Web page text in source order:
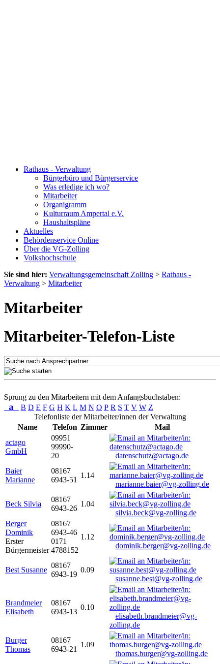
Rathaus - Verwaltung
Bürgerbüro und Bürgerservice
Was erledige ich wo?
Mitarbeiter
Organigramm
Kulturraum Ampertal e.V.
Haushaltspläne
Aktuelles
Behördenservice Online
Über die VG-Zolling
Volkshochschule
Sie sind hier: Verwaltungsgemeinschaft Zolling > Rathaus -
Verwaltung > Mitarbeiter
Mitarbeiter
Mitarbeiter-Telefon-Liste
Sprung zu den Mitarbeitern mit dem Anfangsbuchstaben:
a B D E F G H K L M N O P R S T V W Z
Telefonliste der Mitarbeiter/innen der Verwaltung
Name
Telefon Zimmer
Mail
actago
GmbH
09951
99990-
20
datenschutz@actago.de
Baier
Marianne
08167
6943-51
1.14
marianne.baier@vg-zolling.de
Beck Silvia
08167
6943-26
1.04
silvia.beck@vg-zolling.de
Berger
Dominik
Erster
Bürgermeister
08167
6943-46
0171
4788152
1.12
dominik.berger@vg-zolling.de
Best Susanne
08167
6943-19
0.09
susanne.best@vg-zolling.de
Brandmeier
Elisabeth
08167
6943-13
0.10
elisabeth.brandmeier@vg-
zolling.de
Burger
Thomas
08167
6943-21
1.09
thomas.burger@vg-zolling.de